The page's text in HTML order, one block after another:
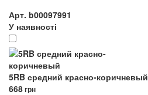
Арт. b00097991
У наявності
5RB средний красно-коричневый
668грн